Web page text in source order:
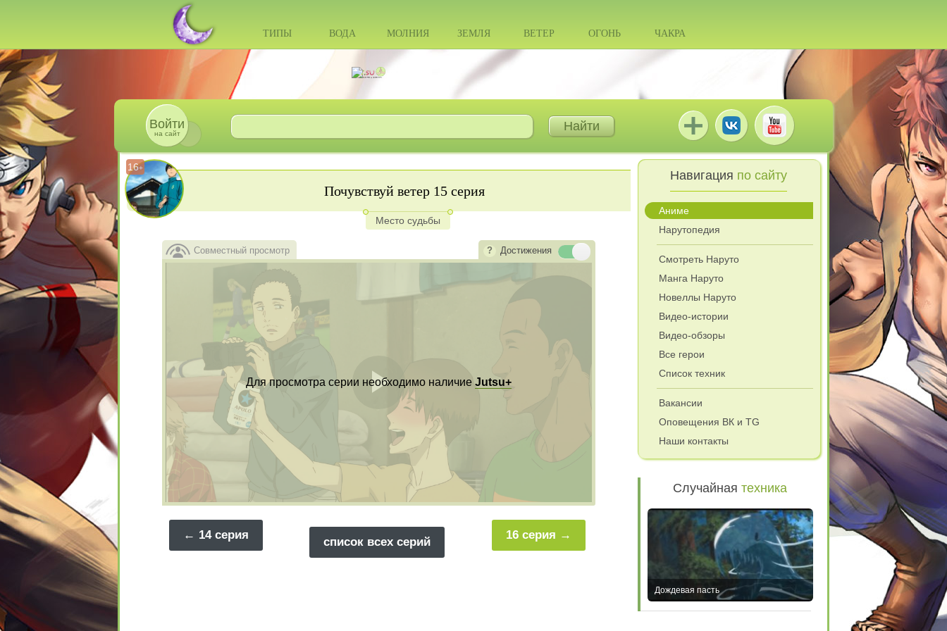
ТИПЫ ВОДА МОЛНИЯ ЗЕМЛЯ ВЕТЕР ОГОНЬ ЧАКРА
Войти
на сайт
16+
Почувствуй ветер 15 серия
Место судьбы
Совместный просмотр Достижения
Для просмотра серии необходимо наличие Jutsu+
Воспроизвести
видео
16 серия
14 серия
список всех серий
Навигация по сайту
Аниме
Нарутопедия
Смотреть Наруто
Манга Наруто
Новеллы Наруто
Видео-истории
Видео-обзоры
Все герои
Список техник
Вакансии
Оповещения ВК и TG
Наши контакты
Случайнаятехника
Дождевая пасть